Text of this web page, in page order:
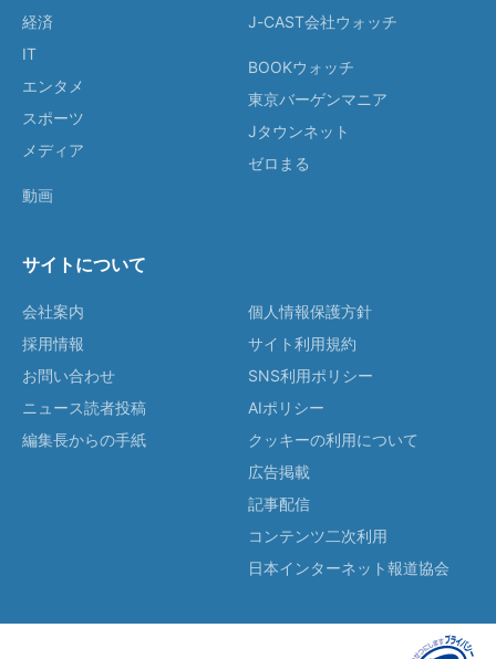
経済
IT
エンタメ
スポーツ
メディア
動画
J-CAST会社ウォッチ
BOOKウォッチ
東京バーゲンマニア
Jタウンネット
ゼロまる
サイトについて
会社案内
採用情報
お問い合わせ
ニュース読者投稿
編集長からの手紙
個人情報保護方針
サイト利用規約
SNS利用ポリシー
AIポリシー
クッキーの利用について
広告掲載
記事配信
コンテンツ二次利用
日本インターネット報道協会